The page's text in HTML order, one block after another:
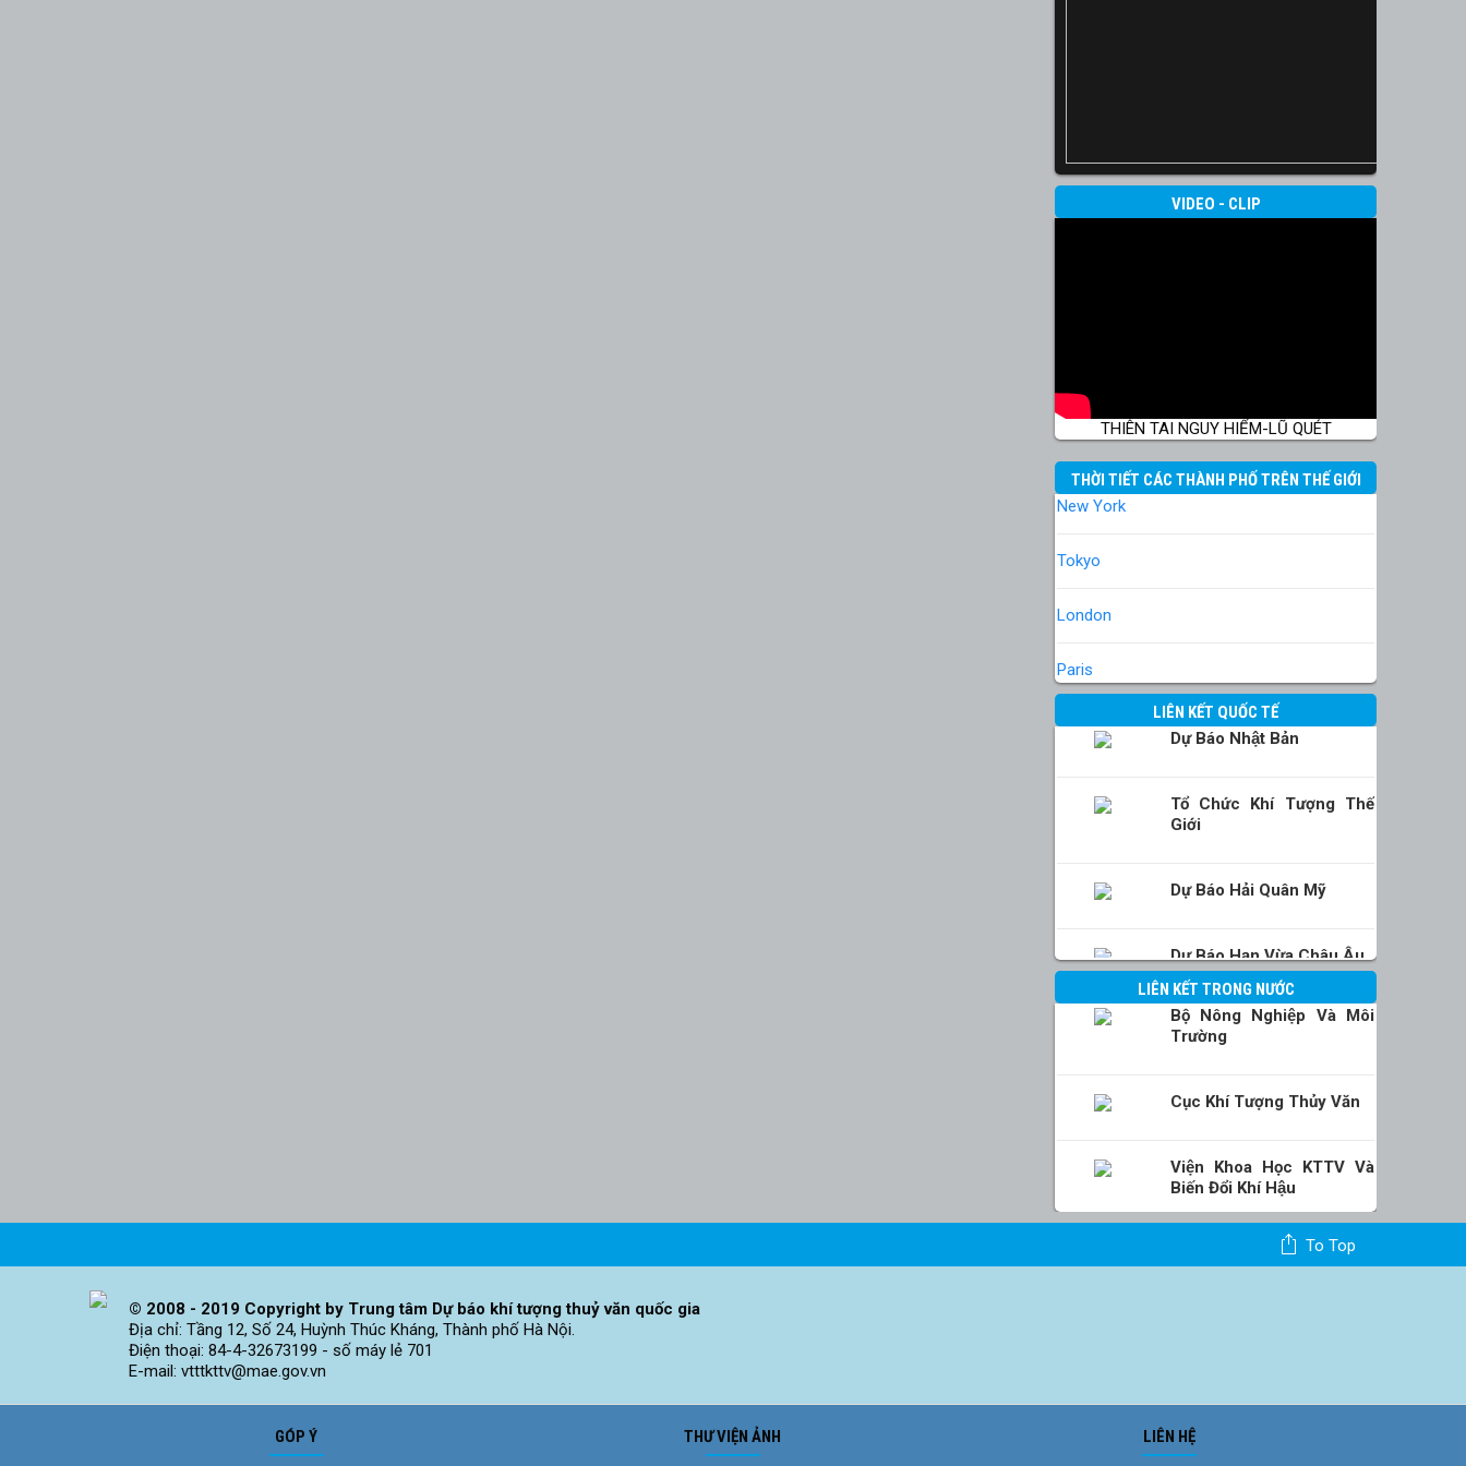
VIDEO - CLIP
THIÊN TAI NGUY HIỂM-LŨ QUÉT
THỜI TIẾT CÁC THÀNH PHỐ TRÊN THẾ GIỚI
New York
Tokyo
London
Paris
LIÊN KẾT QUỐC TẾ
Dự Báo Nhật Bản
Tổ Chức Khí Tượng Thế
Giới
Dự Báo Hải Quân Mỹ
Dự Báo Hạn Vừa Châu Âu
LIÊN KẾT TRONG NƯỚC
Bộ Nông Nghiệp Và Môi
Trường
Cục Khí Tượng Thủy Văn
Viện Khoa Học KTTV Và
Biến Đổi Khí Hậu
To Top
© 2008 - 2019 Copyright by Trung tâm Dự báo khí tượng thuỷ văn quốc gia
Địa chỉ: Tầng 12, Số 24, Huỳnh Thúc Kháng, Thành phố Hà Nội.
Điện thoại: 84-4-32673199 - số máy lẻ 701
E-mail: vtttkttv@mae.gov.vn
GÓP Ý
THƯ VIỆN ẢNH
LIÊN HỆ